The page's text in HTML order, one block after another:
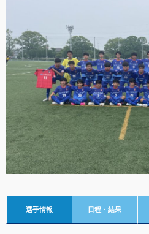
選手情報 日程・結果